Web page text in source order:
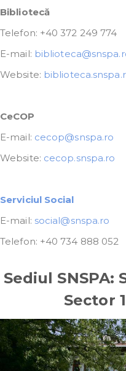
Bibliotecă
Telefon: +40 372 249 774
E-mail:
Website:
CeCOP
E-mail: cecop@snspa.ro
Website: cecop.snspa.ro
Serviciul Social
E-mail: social@snspa.ro
Telefon: +40 734 888 052
Sediul SNSPA:
Sector